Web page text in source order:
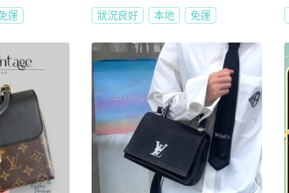
運 狀況良好 本地 免運